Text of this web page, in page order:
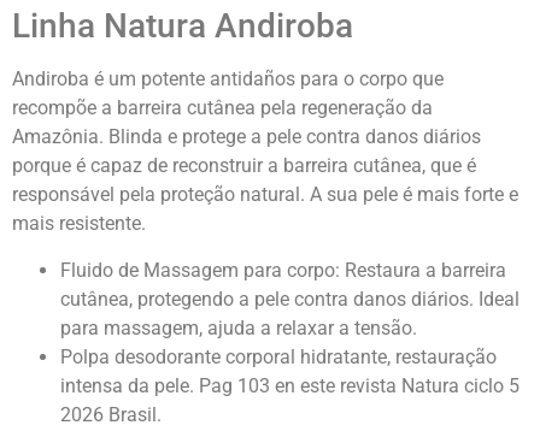
Linha Natura Andiroba
Andiroba é um potente antidaños para o corpo que
recompõe a barreira cutânea pela regeneração da
Amazônia. Blinda e protege a pele contra danos diários
porque é capaz de reconstruir a barreira cutânea, que é
responsável pela proteção natural. A sua pele é mais forte e
mais resistente.
Fluido de Massagem para corpo: Restaura a barreira
cutânea, protegendo a pele contra danos diários. Ideal
para massagem, ajuda a relaxar a tensão.
Polpa desodorante corporal hidratante, restauração
intensa da pele. Pag 103 en este revista Natura ciclo 5
2026 Brasil.